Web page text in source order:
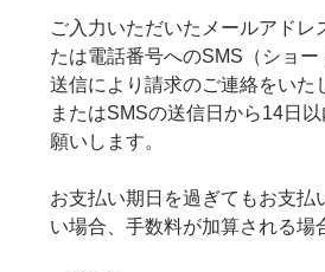
ご入力いただいたメールアドレ
たは電話番号へのSMS（ショ
送信により請求のご連絡をいた
またはSMSの送信日から14日
願いします。
お支払い期日を過ぎてもお支払
い場合、手数料が加算される場